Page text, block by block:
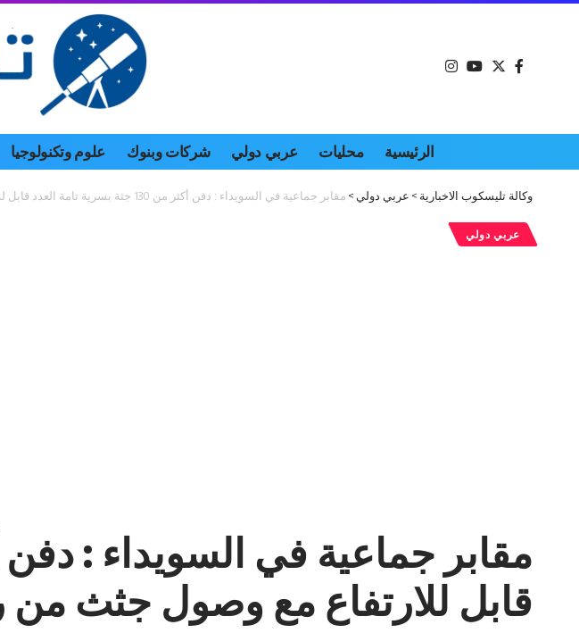
الرئيسية محليات عربي دولي شركات وبنوك علوم وتكنولوجيا
وكالة تليسكوب الاخبارية > عربي دولي > مقابر جماعية في السويداء : دفن أكثر من 130 جثة بسرية تامة العدد قابل للارتفاع مع وصول جثث من ريف المحافظة
عربي دولي
قابل للارتفاع مع وصول جثث